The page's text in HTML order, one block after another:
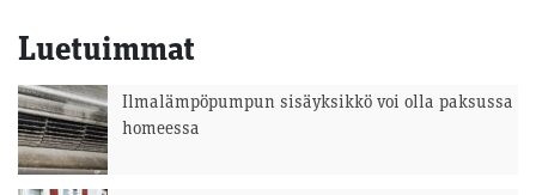
Luetuimmat
Ilmalämpöpumpun sisäyksikkö voi olla paksussa
homeessa